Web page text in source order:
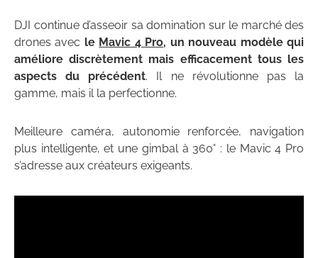
DJI continue d’asseoir sa domination sur le marché des
drones avec le Mavic 4 Pro, un nouveau modèle qui
améliore discrètement mais efficacement tous les
aspects du précédent. Il ne révolutionne pas la
gamme, mais il la perfectionne.
Meilleure caméra, autonomie renforcée, navigation
plus intelligente, et une gimbal à 360° : le Mavic 4 Pro
s’adresse aux créateurs exigeants.